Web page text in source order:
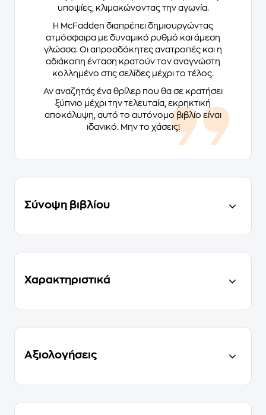
υποψίες, κλιμακώνοντας την αγωνία.
Η McFadden διαπρέπει δημιουργώντας
ατμόσφαιρα με δυναμικό ρυθμό και άμεση
γλώσσα. Οι απροσδόκητες ανατροπές και η
αδιάκοπη ένταση κρατούν τον αναγνώστη
κολλημένο στις σελίδες μέχρι το τέλος.
Αν αναζητάς ένα θρίλερ που θα σε κρατήσει
ξύπνιο μέχρι την τελευταία, εκρηκτική
αποκάλυψη, αυτό το αυτόνομο βιβλίο είναι
ιδανικό. Μην το χάσεις!
Σύνοψη βιβλίου
Χαρακτηριστικά
Αξιολογήσεις